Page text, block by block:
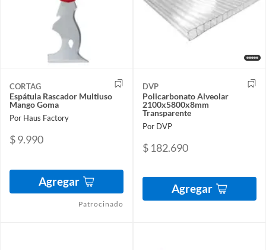
CORTAG
Espátula Rascador Multiuso
Mango Goma
Por Haus Factory
$ 9.990
Agregar
Patrocinado
DVP
Policarbonato Alveolar
2100x5800x8mm
Transparente
Por DVP
$ 182.690
Agregar